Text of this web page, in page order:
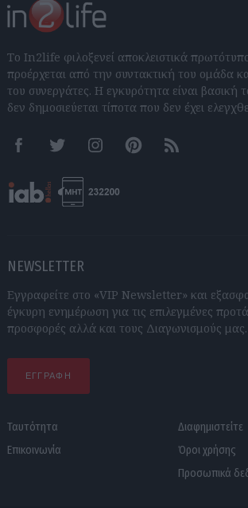
Το In2life φιλοξενεί αποκλειστικά
προέρχεται από την συντακτική του ομάδα
του συνεργάτες. Η εγκυρότητα είναι βασική
δεν δημοσιεύεται τίποτα που δεν έχει
FacebookTwitter InstagramPinterestRSS feeds
NEWSLETTER
Εγγραφείτε στο «VIP Newsletter» και
έγκυρη ενημέρωση για τις επιλεγμένες
προσφορές αλλά και τους Διαγωνισμούς μας.
ΕΓΓΡΑΦΗ
Ταυτότητα
Επικοινωνία
Διαφημιστείτε
Όροι χρήσης
Προσωπικά